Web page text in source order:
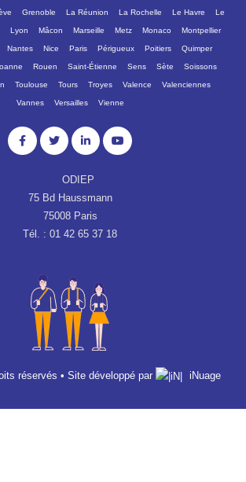
Grenoble La Réunion La Rochelle Le Havre Le
Lyon Mâcon Marseille Metz Monaco Montpellier
Nantes Nice Paris Périgueux Poitiers Quimper
Rouen Saint-Étienne Sens Sète Soissons
Toulouse Tours Troyes Valence Valenciennes
Vannes Versailles Vienne
ODIEP
75 Bd Haussmann
75008 Paris
Tél. : 01 42 65 37 18
réservés • Site développé par iNuage